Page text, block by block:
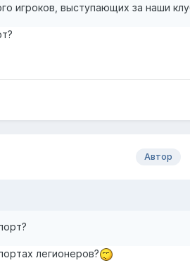
игроков, выступающих за наши
Автор
легионеров?